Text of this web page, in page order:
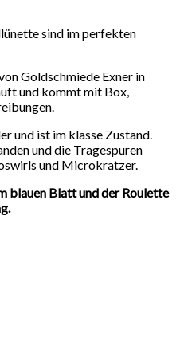
sind im perfekten
Goldschmiede Exner in
und kommt mit Box,
und ist im klasse Zustand.
und die Tragespuren
und Microkratzer.
blauen Blatt und der Roulette